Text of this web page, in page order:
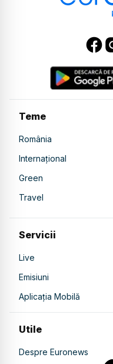
Teme
România
Internațional
Green
Travel
Servicii
Live
Emisiuni
Aplicația Mobilă
Utile
Despre Euronews